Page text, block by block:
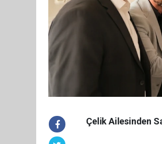
Çelik Ailesinden